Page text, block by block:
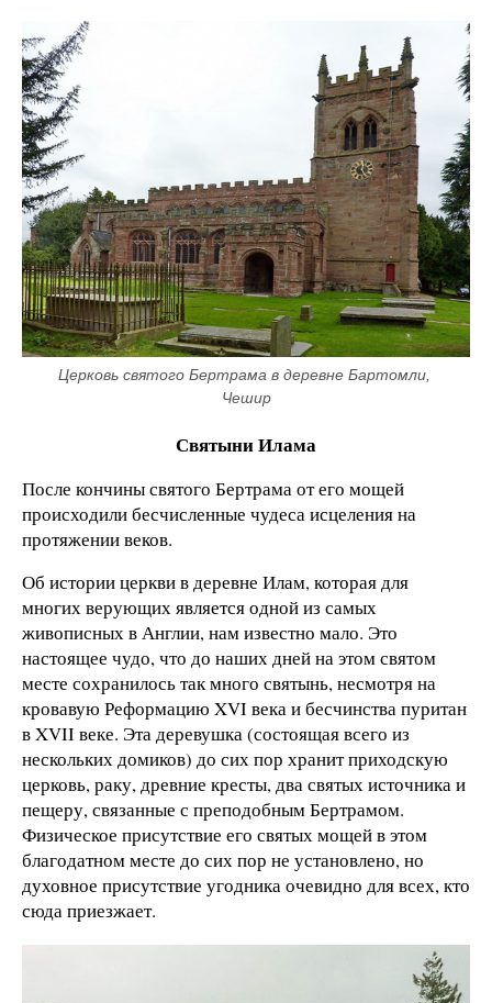
Церковь святого Бертрама в деревне Бартомли,
Чешир
Святыни Илама
После кончины святого Бертрама от его мощей
происходили бесчисленные чудеса исцеления на
протяжении веков.
Об истории церкви в деревне Илам, которая для
многих верующих является одной из самых
живописных в Англии, нам известно мало. Это
настоящее чудо, что до наших дней на этом святом
месте сохранилось так много святынь, несмотря на
кровавую Реформацию XVI века и бесчинства пуритан
в XVII веке. Эта деревушка (состоящая всего из
нескольких домиков) до сих пор хранит приходскую
церковь, раку, древние кресты, два святых источника и
пещеру, связанные с преподобным Бертрамом.
Физическое присутствие его святых мощей в этом
благодатном месте до сих пор не установлено, но
духовное присутствие угодника очевидно для всех, кто
сюда приезжает.